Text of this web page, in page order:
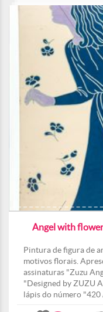
Angel with
Pintura de figura de
motivos florais.
assinaturas "Zuzu
"Designed by ZUZU
lápis do número "420